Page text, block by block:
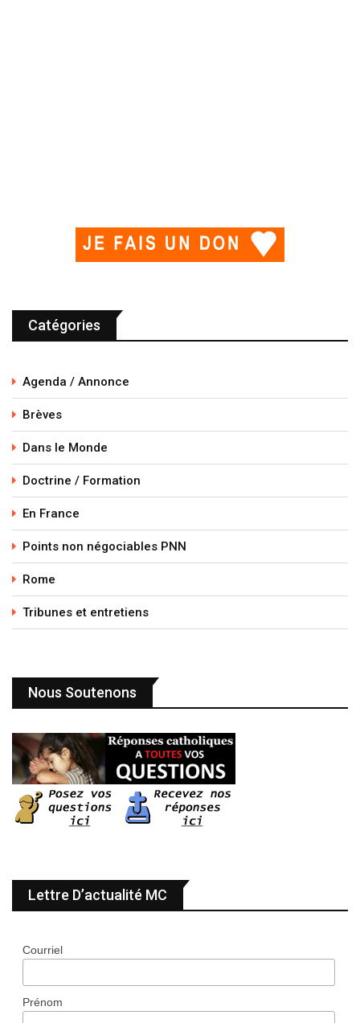
Catégories
Agenda / Annonce
Brèves
Dans le Monde
Doctrine / Formation
En France
Points non négociables PNN
Rome
Tribunes et entretiens
Nous Soutenons
Lettre D’actualité MC
Courriel
Prénom